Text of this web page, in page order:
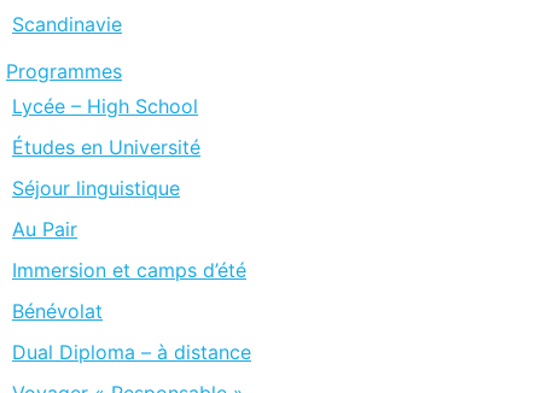
Scandinavie
Programmes
Lycée – High School
Études en Université
Séjour linguistique
Au Pair
Immersion et camps d’été
Bénévolat
Dual Diploma – à distance